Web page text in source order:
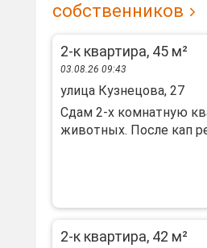
собственников
2-к квартира, 45 м²
03.08.26 09:43
улица Кузнецова, 27
Сдам 2-х комнатную
животных. После кап
2-к квартира, 42 м²